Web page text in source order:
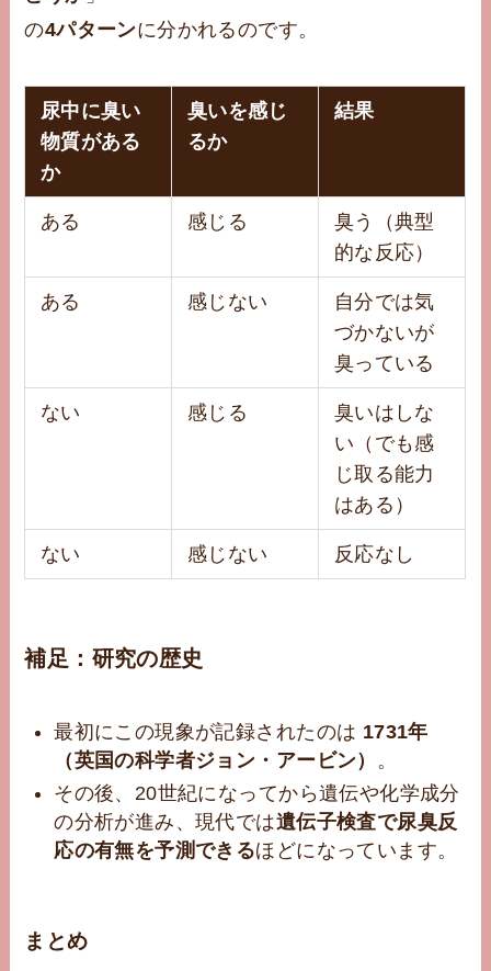
の4パターンに分かれるのです。
尿中に臭い
物質がある
か
臭いを感じ
るか
結果
ある 感じる
臭う（典型
的な反応）
ある 感じない
自分では気
づかないが
臭っている
ない 感じる
臭いはしな
い（でも感
じ取る能力
はある）
ない 感じない 反応なし
補足：研究の歴史
最初にこの現象が記録されたのは 1731年
（英国の科学者ジョン・アービン）
。
その後、20世紀になってから遺伝や化学成分
の分析が進み、現代では遺伝子検査で尿臭反
応の有無を予測できるほどになっています。
まとめ